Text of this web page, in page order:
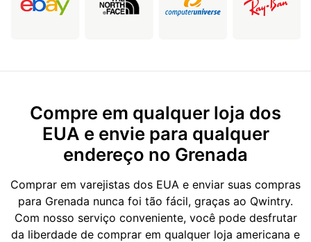
Compre em qualquer loja dos
EUA e envie para qualquer
endereço no Grenada
Comprar em varejistas dos EUA e enviar suas compras
para Grenada nunca foi tão fácil, graças ao Qwintry.
Com nosso serviço conveniente, você pode desfrutar
da liberdade de comprar em qualquer loja americana e